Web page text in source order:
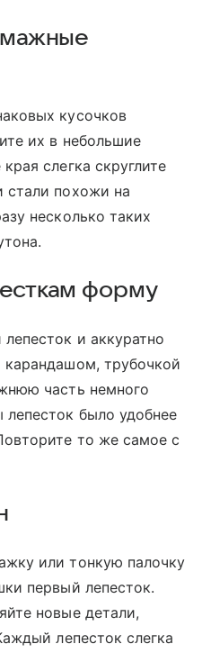
кусочков
их в небольшие
слегка скруглите
стали похожи на
несколько таких
форму
и аккуратно
карандашом, трубочкой
часть немного
было удобнее
то же самое с
или тонкую палочку
первый лепесток.
новые детали,
лепесток слегка